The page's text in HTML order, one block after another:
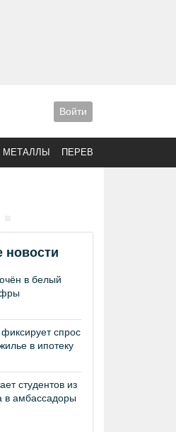
Войти
МЕТАЛЛЫ ПЕРЕВОДЫ
новости
в белый
спрос
в ипотеку
студентов из
в амбассадоры